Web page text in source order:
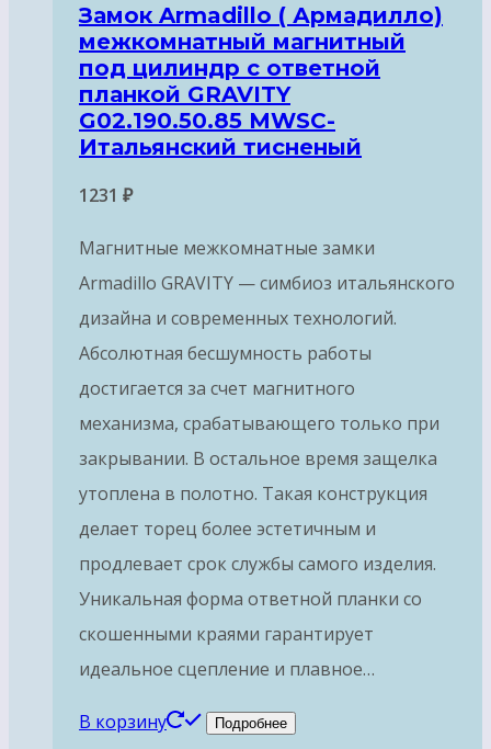
Замок Armadillo ( Армадилло)
межкомнатный магнитный
под цилиндр с ответной
планкой GRAVITY
G02.190.50.85 MWSC-
Итальянский тисненый
1231 ₽
Магнитные межкомнатные замки
Armadillo GRAVITY — симбиоз итальянского
дизайна и современных технологий.
Абсолютная бесшумность работы
достигается за счет магнитного
механизма, срабатывающего только при
закрывании. В остальное время защелка
утоплена в полотно. Такая конструкция
делает торец более эстетичным и
продлевает срок службы самого изделия.
Уникальная форма ответной планки со
скошенными краями гарантирует
идеальное сцепление и плавное…
В корзину Подробнее